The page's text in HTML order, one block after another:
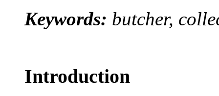
Keywords: butcher,
Introduction